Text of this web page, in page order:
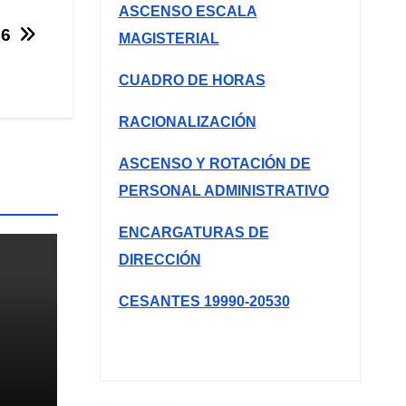
ASCENSO ESCALA
MAGISTERIAL
CUADRO DE HORAS
RACIONALIZACIÓN
ASCENSO Y ROTACIÓN DE
PERSONAL ADMINISTRATIVO
ENCARGATURAS DE
DIRECCIÓN
CESANTES 19990-20530